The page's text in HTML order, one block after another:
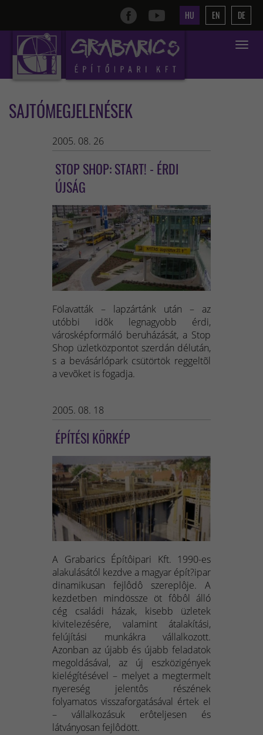
HU EN DE
Toggle
SAJTÓMEGJELENÉSEK
2005. 08. 26
STOP SHOP: START! - ÉRDI
ÚJSÁG
Fölavatták – lapzártánk után – az
utóbbi idõk legnagyobb érdi,
városképformáló beruházását, a Stop
Shop üzletközpontot szerdán délután,
s a bevásárlópark csütörtök reggeltõl
a vevõket is fogadja.
2005. 08. 18
ÉPÍTÉSI KÖRKÉP
A Grabarics Építôipari Kft. 1990-es
alakulásától kezdve a magyar épít?ipar
dinamikusan fejlôdô szereplôje. A
kezdetben mindössze öt fôbôl álló
cég családi házak, kisebb üzletek
kivitelezésére, valamint átalakítási,
felújítási munkákra vállalkozott.
Azonban az újabb és újabb feladatok
megoldásával, az új eszközigények
kielégítésével – melyet a megtermelt
nyereség jelentôs részének
folyamatos visszaforgatásával értek el
– vállalkozásuk erôteljesen és
látványosan fejlôdött.